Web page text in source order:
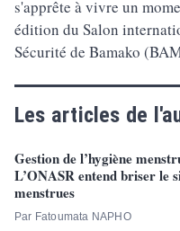
s'apprête à vivre un
édition du Salon
Sécurité de Bamako
Les articles de
Gestion de l’hygiène
L’ONASR entend briser le
menstrues
Par Fatoumata NAPHO